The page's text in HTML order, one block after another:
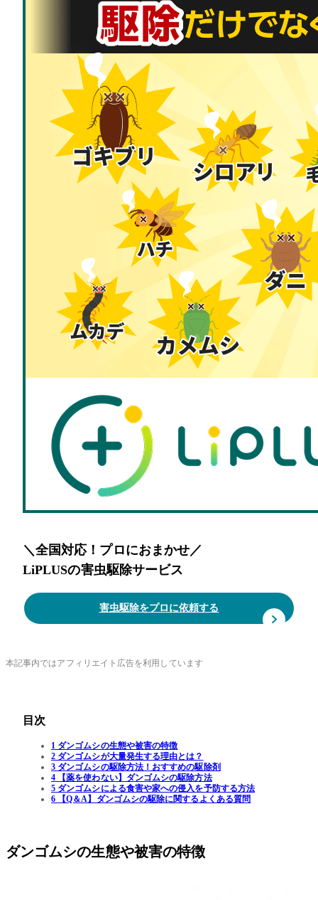
＼全国対応！プロにおまかせ／
LiPLUSの害虫駆除サービス
害虫駆除をプロに依頼する
本記事内ではアフィリエイト広告を利用しています
目次
1 ダンゴムシの生態や被害の特徴
2 ダンゴムシが大量発生する理由とは？
3 ダンゴムシの駆除方法！おすすめの駆除剤
4 【薬を使わない】ダンゴムシの駆除方法
5 ダンゴムシによる食害や家への侵入を予防する方法
6 【Q＆A】ダンゴムシの駆除に関するよくある質問
ダンゴムシの生態や被害の特徴